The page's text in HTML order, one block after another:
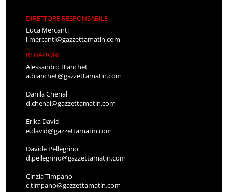
DIRETTORE RESPONSABILE
Luca Mercanti
l.mercanti@gazzettamatin.com
REDAZIONE
Alessandro Bianchet
a.bianchet@gazzettamatin.com
Danila Chenal
d.chenal@gazzettamatin.com
Erika David
e.david@gazzettamatin.com
Davide Pellegrino
d.pellegrino@gazzettamatin.com
Cinzia Timpano
c.timpano@gazzettamatin.com